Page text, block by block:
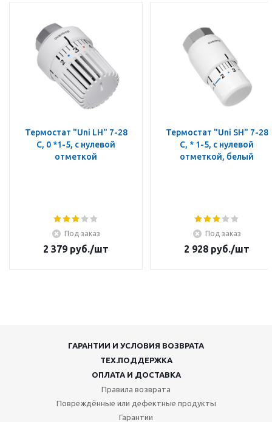
Термостат "Uni LH" 7-28
C, 0 *1-5, с нулевой
отметкой
Под заказ
2 379 руб./шт
Термостат "Uni SH" 7-28
C, * 1-5, с нулевой
отметкой, белый
Под заказ
2 928 руб./шт
ГАРАНТИИ И УСЛОВИЯ ВОЗВРАТА
ТЕХ.ПОДДЕРЖКА
ОПЛАТА И ДОСТАВКА
Правила возврата
Повреждённые или дефектные продукты
Гарантии